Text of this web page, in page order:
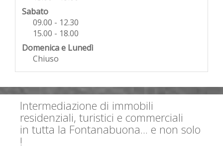
Sabato
09.00 - 12.30
15.00 - 18.00
Domenica e Lunedì
Chiuso
Intermediazione di immobili
residenziali, turistici e commerciali
in tutta la Fontanabuona... e non solo
!